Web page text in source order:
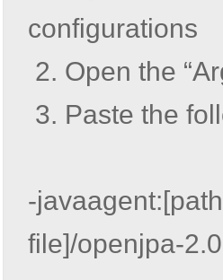
configurations
2. Open the
3. Paste the
-
file]/openjpa-